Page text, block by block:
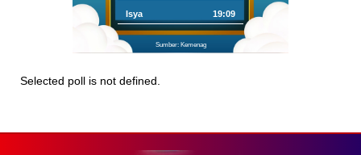
Isya 19:09
Sumber: Kemenag
Selected poll is not defined.